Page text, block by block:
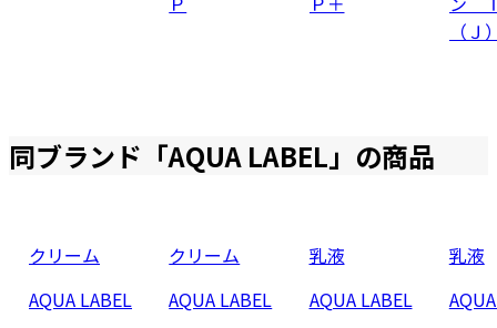
（Ｊ
同ブランド「AQUA LABEL」の商品
クリーム
AQUA LABEL
クリーム
AQUA LABEL
乳液
AQUA LABEL
乳液